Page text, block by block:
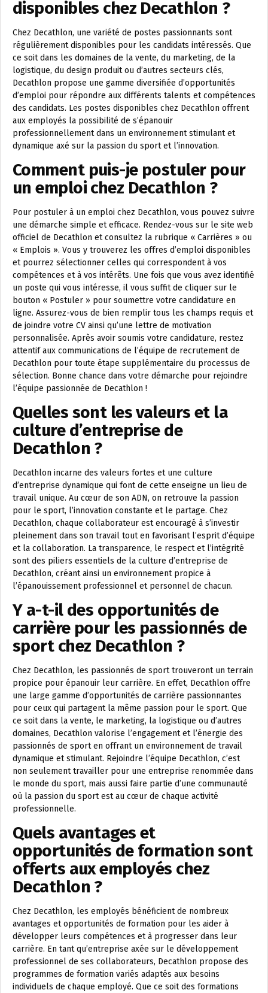
disponibles chez Decathlon ?
Chez Decathlon, une variété de postes passionnants sont
régulièrement disponibles pour les candidats intéressés. Que
ce soit dans les domaines de la vente, du marketing, de la
logistique, du design produit ou d’autres secteurs clés,
Decathlon propose une gamme diversifiée d’opportunités
d’emploi pour répondre aux différents talents et compétences
des candidats. Les postes disponibles chez Decathlon offrent
aux employés la possibilité de s’épanouir
professionnellement dans un environnement stimulant et
dynamique axé sur la passion du sport et l’innovation.
Comment puis-je postuler pour
un emploi chez Decathlon ?
Pour postuler à un emploi chez Decathlon, vous pouvez suivre
une démarche simple et efficace. Rendez-vous sur le site web
officiel de Decathlon et consultez la rubrique « Carrières » ou
« Emplois ». Vous y trouverez les offres d’emploi disponibles
et pourrez sélectionner celles qui correspondent à vos
compétences et à vos intérêts. Une fois que vous avez identifié
un poste qui vous intéresse, il vous suffit de cliquer sur le
bouton « Postuler » pour soumettre votre candidature en
ligne. Assurez-vous de bien remplir tous les champs requis et
de joindre votre CV ainsi qu’une lettre de motivation
personnalisée. Après avoir soumis votre candidature, restez
attentif aux communications de l’équipe de recrutement de
Decathlon pour toute étape supplémentaire du processus de
sélection. Bonne chance dans votre démarche pour rejoindre
l’équipe passionnée de Decathlon !
Quelles sont les valeurs et la
culture d’entreprise de
Decathlon ?
Decathlon incarne des valeurs fortes et une culture
d’entreprise dynamique qui font de cette enseigne un lieu de
travail unique. Au cœur de son ADN, on retrouve la passion
pour le sport, l’innovation constante et le partage. Chez
Decathlon, chaque collaborateur est encouragé à s’investir
pleinement dans son travail tout en favorisant l’esprit d’équipe
et la collaboration. La transparence, le respect et l’intégrité
sont des piliers essentiels de la culture d’entreprise de
Decathlon, créant ainsi un environnement propice à
l’épanouissement professionnel et personnel de chacun.
Y a-t-il des opportunités de
carrière pour les passionnés de
sport chez Decathlon ?
Chez Decathlon, les passionnés de sport trouveront un terrain
propice pour épanouir leur carrière. En effet, Decathlon offre
une large gamme d’opportunités de carrière passionnantes
pour ceux qui partagent la même passion pour le sport. Que
ce soit dans la vente, le marketing, la logistique ou d’autres
domaines, Decathlon valorise l’engagement et l’énergie des
passionnés de sport en offrant un environnement de travail
dynamique et stimulant. Rejoindre l’équipe Decathlon, c’est
non seulement travailler pour une entreprise renommée dans
le monde du sport, mais aussi faire partie d’une communauté
où la passion du sport est au cœur de chaque activité
professionnelle.
Quels avantages et
opportunités de formation sont
offerts aux employés chez
Decathlon ?
Chez Decathlon, les employés bénéficient de nombreux
avantages et opportunités de formation pour les aider à
développer leurs compétences et à progresser dans leur
carrière. En tant qu’entreprise axée sur le développement
professionnel de ses collaborateurs, Decathlon propose des
programmes de formation variés adaptés aux besoins
individuels de chaque employé. Que ce soit des formations